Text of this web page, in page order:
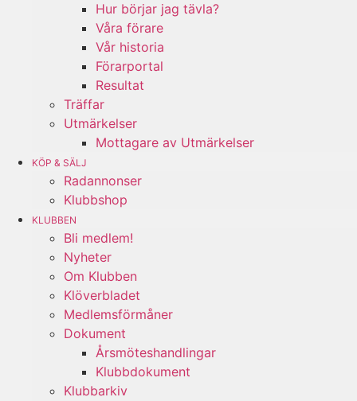
Hur börjar jag tävla?
Våra förare
Vår historia
Förarportal
Resultat
Träffar
Utmärkelser
Mottagare av Utmärkelser
KÖP & SÄLJ
Radannonser
Klubbshop
KLUBBEN
Bli medlem!
Nyheter
Om Klubben
Klöverbladet
Medlemsförmåner
Dokument
Årsmöteshandlingar
Klubbdokument
Klubbarkiv